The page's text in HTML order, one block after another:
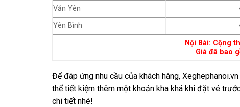
Văn Yên
Yên Bình
Nội Bài: Cộng
Giá đã bao
Để đáp ứng nhu cầu của khách hàng,
thể tiết kiệm thêm một khoản kha khá khi đặt vé
chi tiết nhé!